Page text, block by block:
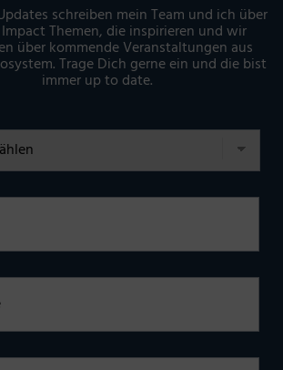
schreiben mein Team und ich über
Themen, die inspirieren und wir
über kommende Veranstaltungen aus
Trage Dich gerne ein und die bist
immer up to date.